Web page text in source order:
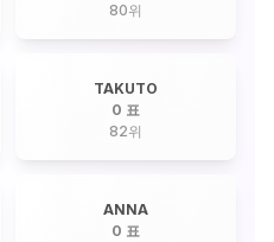
80위
TAKUTO
0 표
82위
ANNA
0 표